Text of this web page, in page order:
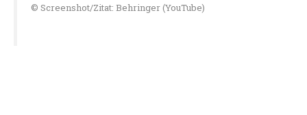
© Screenshot/Zitat: Behringer (YouTube)